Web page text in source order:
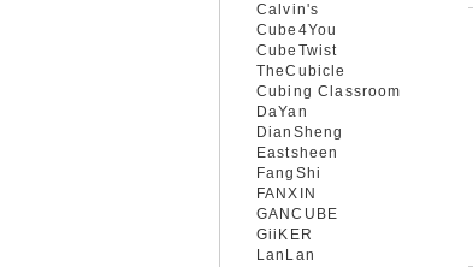
Calvin's
Cube4You
CubeTwist
TheCubicle
Cubing Classroom
DaYan
DianSheng
Eastsheen
FangShi
FANXIN
GANCUBE
GiiKER
LanLan